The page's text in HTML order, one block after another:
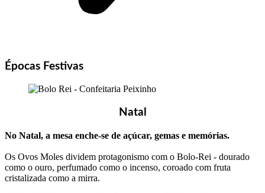
Épocas Festivas
Natal
No Natal, a mesa enche-se de açúcar, gemas e memórias.
Os Ovos Moles dividem protagonismo com o Bolo-Rei - dourado
como o ouro, perfumado como o incenso, coroado com fruta
cristalizada como a mirra.